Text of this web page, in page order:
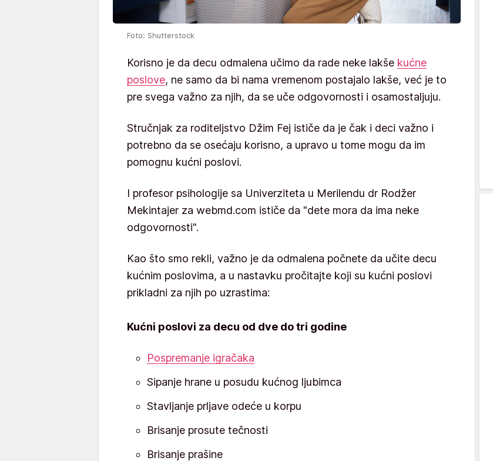
Foto: Shutterstock
Korisno je da decu odmalena učimo da rade neke lakše kućne
poslove, ne samo da bi nama vremenom postajalo lakše, već je to
pre svega važno za njih, da se uče odgovornosti i osamostaljuju.
Stručnjak za roditeljstvo Džim Fej ističe da je čak i deci važno i
potrebno da se osećaju korisno, a upravo u tome mogu da im
pomognu kućni poslovi.
I profesor psihologije sa Univerziteta u Merilendu dr Rodžer
Mekintajer za webmd.com ističe da "dete mora da ima neke
odgovornosti".
Kao što smo rekli, važno je da odmalena počnete da učite decu
kućnim poslovima, a u nastavku pročitajte koji su kućni poslovi
prikladni za njih po uzrastima:
Kućni poslovi za decu od dve do tri godine
Pospremanje igračaka
Sipanje hrane u posudu kućnog ljubimca
Stavljanje prljave odeće u korpu
Brisanje prosute tečnosti
Brisanje prašine